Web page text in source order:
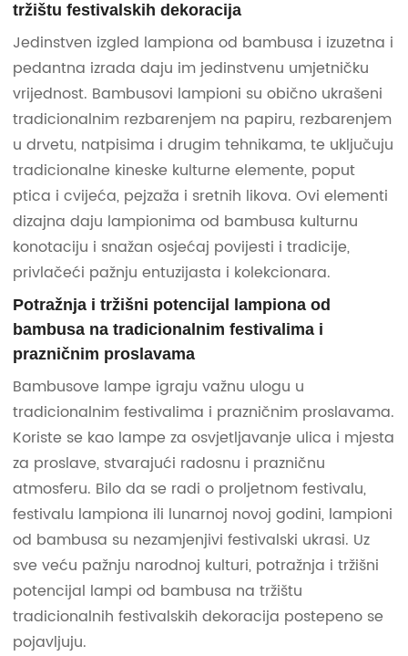
tržištu festivalskih dekoracija
Jedinstven izgled lampiona od bambusa i izuzetna i
pedantna izrada daju im jedinstvenu umjetničku
vrijednost. Bambusovi lampioni su obično ukrašeni
tradicionalnim rezbarenjem na papiru, rezbarenjem
u drvetu, natpisima i drugim tehnikama, te uključuju
tradicionalne kineske kulturne elemente, poput
ptica i cvijeća, pejzaža i sretnih likova. Ovi elementi
dizajna daju lampionima od bambusa kulturnu
konotaciju i snažan osjećaj povijesti i tradicije,
privlačeći pažnju entuzijasta i kolekcionara.
Potražnja i tržišni potencijal lampiona od
bambusa na tradicionalnim festivalima i
prazničnim proslavama
Bambusove lampe igraju važnu ulogu u
tradicionalnim festivalima i prazničnim proslavama.
Koriste se kao lampe za osvjetljavanje ulica i mjesta
za proslave, stvarajući radosnu i prazničnu
atmosferu. Bilo da se radi o proljetnom festivalu,
festivalu lampiona ili lunarnoj novoj godini, lampioni
od bambusa su nezamjenjivi festivalski ukrasi. Uz
sve veću pažnju narodnoj kulturi, potražnja i tržišni
potencijal lampi od bambusa na tržištu
tradicionalnih festivalskih dekoracija postepeno se
pojavljuju.